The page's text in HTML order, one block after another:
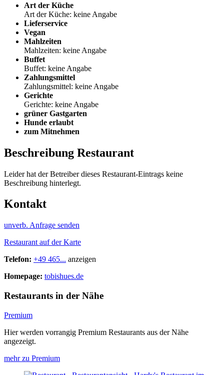
Art der Küche
Art der Küche: keine Angabe
Lieferservice
Vegan
Mahlzeiten
Mahlzeiten: keine Angabe
Buffet
Buffet: keine Angabe
Zahlungsmittel
Zahlungsmittel: keine Angabe
Gerichte
Gerichte: keine Angabe
grüner Gastgarten
Hunde erlaubt
zum Mitnehmen
Beschreibung Restaurant
Leider hat der Betreiber dieses Restaurant-Eintrags keine
Beschreibung hinterlegt.
Kontakt
unverb. Anfrage senden
Restaurant auf der Karte
Telefon: +49 465... anzeigen
Homepage: tobishues.de
Restaurants in der Nähe
Premium
Hier werden vorrangig Premium Restaurants aus der Nähe
angezeigt.
mehr zu Premium